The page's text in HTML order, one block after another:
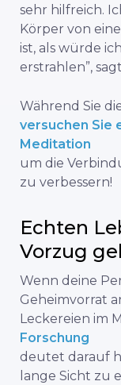
sehr hilfreich.
Körper von
ist, als würde
erstrahlen”, sagt
Während Sie
versuchen Sie
Meditation
um die
zu verbessern!
Echten
Vorzug
Wenn deine
Geheimvorrat
Leckereien im
Forschung
deutet darauf
lange Sicht zu